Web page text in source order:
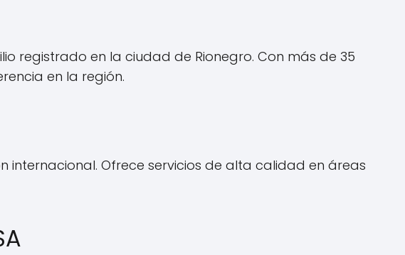
registrado en la ciudad de Rionegro. Con más de 35
en la región.
internacional. Ofrece servicios de alta calidad en áreas